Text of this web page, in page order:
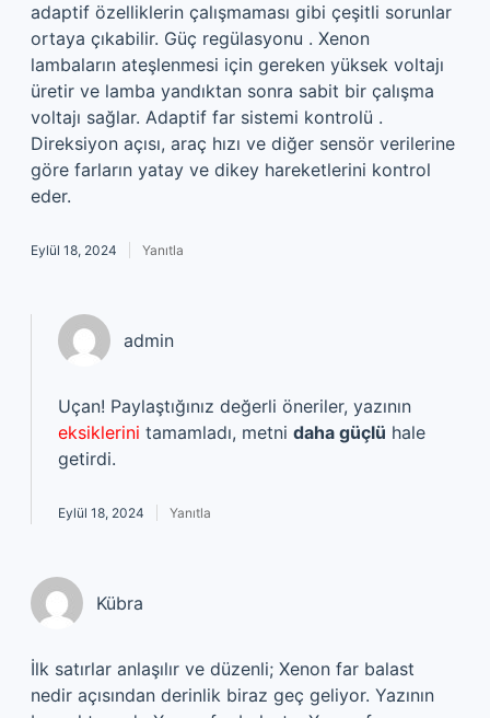
adaptif özelliklerin çalışmaması gibi çeşitli sorunlar
ortaya çıkabilir. Güç regülasyonu . Xenon
lambaların ateşlenmesi için gereken yüksek voltajı
üretir ve lamba yandıktan sonra sabit bir çalışma
voltajı sağlar. Adaptif far sistemi kontrolü .
Direksiyon açısı, araç hızı ve diğer sensör verilerine
göre farların yatay ve dikey hareketlerini kontrol
eder.
Eylül 18, 2024 Yanıtla
admin
Uçan! Paylaştığınız değerli öneriler, yazının
eksiklerini tamamladı, metni daha güçlü hale
getirdi.
Eylül 18, 2024 Yanıtla
Kübra
İlk satırlar anlaşılır ve düzenli; Xenon far balast
nedir açısından derinlik biraz geç geliyor. Yazının